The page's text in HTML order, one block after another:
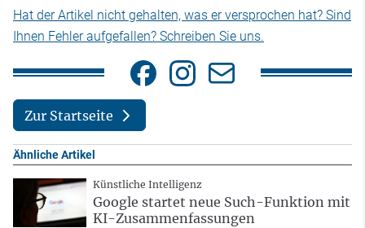
Hat der Artikel nicht gehalten, was er versprochen hat? Sind
Ihnen Fehler aufgefallen? Schreiben Sie uns.
Zur Startseite
Ähnliche Artikel
Künstliche Intelligenz
Google startet neue Such-Funktion mit
KI-Zusammenfassungen